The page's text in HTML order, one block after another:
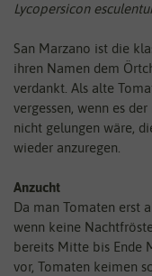
Lycopersicon
San Marzano ist die
ihren Namen dem
verdankt. Als alte
vergessen, wenn es
nicht gelungen wäre,
wieder anzuregen.
Anzucht
Da man Tomaten erst
wenn keine
bereits Mitte bis Ende
vor, Tomaten keimen